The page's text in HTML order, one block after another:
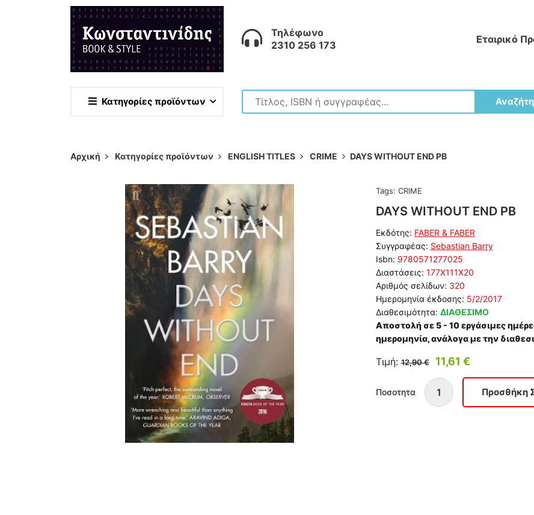
Τηλέφωνο
2310 256 173
Εταιρικό
Κατηγορίες προϊόντων
Αρχική Κατηγορίες προϊόντων ENGLISH TITLES CRIME DAYS WITHOUT END PB
Tags: CRIME
DAYS WITHOUT END PB
Εκδότης: FABER & FABER
Συγγραφέας: Sebastian Barry
Isbn: 9780571277025
Διαστάσεις: 177Χ111Χ20
Αριθμός σελίδων: 320
Ημερομηνία έκδοσης: 5/2/2017
Διαθεσιμότητα: ΔΙΑΘΕΣΙΜΟ
Αποστολή σε 5 - 10 εργάσιμες
ημερομηνία, ανάλογα με την
Τιμή:12,90 € 11,61 €
Ποσοτητα